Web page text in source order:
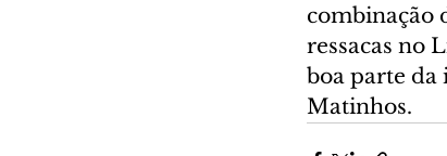
combinação
ressacas no
boa parte
Matinhos.